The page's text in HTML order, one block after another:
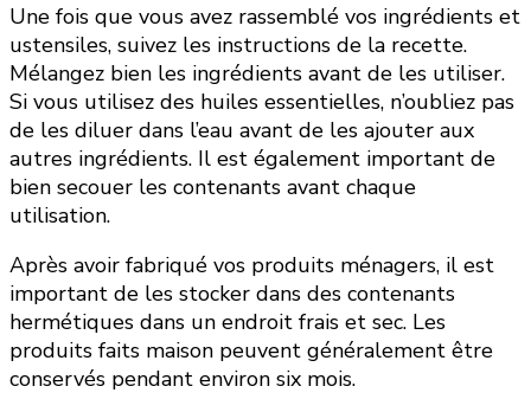
Une fois que vous avez rassemblé vos ingrédients et
ustensiles, suivez les instructions de la recette.
Mélangez bien les ingrédients avant de les utiliser.
Si vous utilisez des huiles essentielles, n’oubliez pas
de les diluer dans l’eau avant de les ajouter aux
autres ingrédients. Il est également important de
bien secouer les contenants avant chaque
utilisation.
Après avoir fabriqué vos produits ménagers, il est
important de les stocker dans des contenants
hermétiques dans un endroit frais et sec. Les
produits faits maison peuvent généralement être
conservés pendant environ six mois.